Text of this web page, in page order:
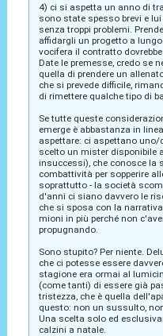
4) ci si aspetta un anno di
sono state spesso brevi e
senza troppi problemi.
affidargli un progetto a
vocifera il contratto
Date le premesse, credo se
quella di prendere un
che si prevede difficile,
di rimettere qualche tipo di
Se tutte queste
emerge è abbastanza in
aspettare: ci aspettano
scelto un mister disponibile
insuccessi), che conosce la
combattività per sopperire
soprattutto - la società
d'anni ci siano davvero le
che si sposa con la
mioni in più perché non
propugnando.
Sono stupito? Per niente.
che ci potesse essere
stagione era ormai al
(come tanti) di essere già
tristezza, che è quella
questo: non un sussulto,
Una scelta solo ed
calzini a natale.